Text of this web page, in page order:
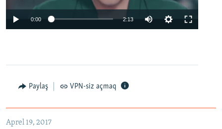
0:00 2:13
Paylaş VPN-siz açmaq
Aprel 19, 2017